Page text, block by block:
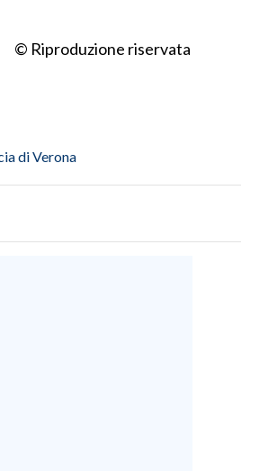
© Riproduzione riservata
di Verona